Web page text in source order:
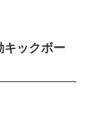
キックボー